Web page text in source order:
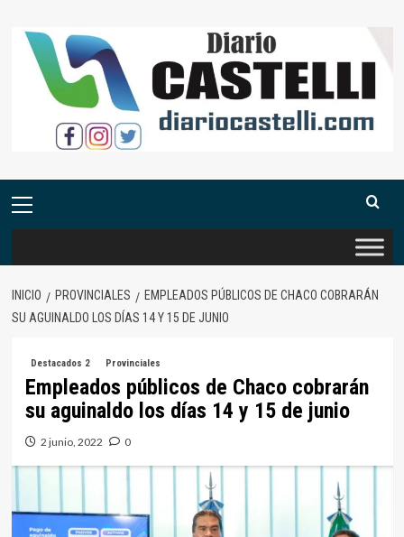
contenido
Menú
INICIO PROVINCIALES
EMPLEADOS PÚBLICOS DE CHACO COBRARÁN
SU AGUINALDO LOS DÍAS 14 Y 15 DE JUNIO
Destacados 2 Provinciales
Empleados públicos de Chaco cobrarán
su aguinaldo los días 14 y 15 de junio
2 junio, 2022 0